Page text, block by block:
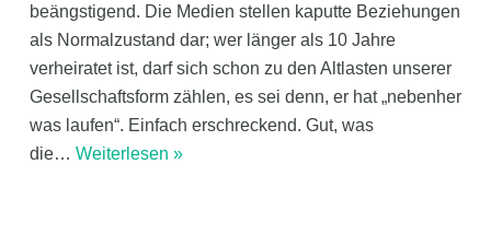
beängstigend. Die Medien stellen kaputte Beziehungen
als Normalzustand dar; wer länger als 10 Jahre
verheiratet ist, darf sich schon zu den Altlasten unserer
Gesellschaftsform zählen, es sei denn, er hat „nebenher
was laufen“. Einfach erschreckend. Gut, was
die… Weiterlesen »